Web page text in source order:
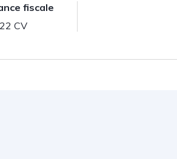
fiscale
22 CV